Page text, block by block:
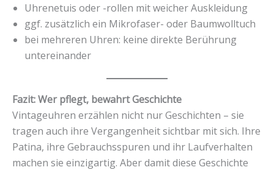
Uhrenetuis oder -rollen mit weicher Auskleidung
ggf. zusätzlich ein Mikrofaser- oder Baumwolltuch
bei mehreren Uhren: keine direkte Berührung
untereinander
Fazit: Wer pflegt, bewahrt Geschichte
Vintageuhren erzählen nicht nur Geschichten – sie
tragen auch ihre Vergangenheit sichtbar mit sich. Ihre
Patina, ihre Gebrauchsspuren und ihr Laufverhalten
machen sie einzigartig. Aber damit diese Geschichte